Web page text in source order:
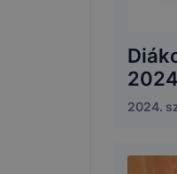
2024.